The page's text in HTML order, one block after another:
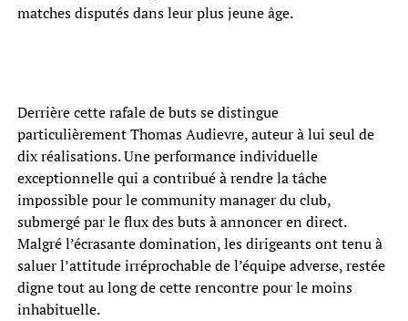
matches disputés dans leur plus jeune âge.
Derrière cette rafale de buts se distingue
particulièrement Thomas Audievre, auteur à lui seul de
dix réalisations. Une performance individuelle
exceptionnelle qui a contribué à rendre la tâche
impossible pour le community manager du club,
submergé par le flux des buts à annoncer en direct.
Malgré l’écrasante domination, les dirigeants ont tenu à
saluer l’attitude irréprochable de l’équipe adverse, restée
digne tout au long de cette rencontre pour le moins
inhabituelle.